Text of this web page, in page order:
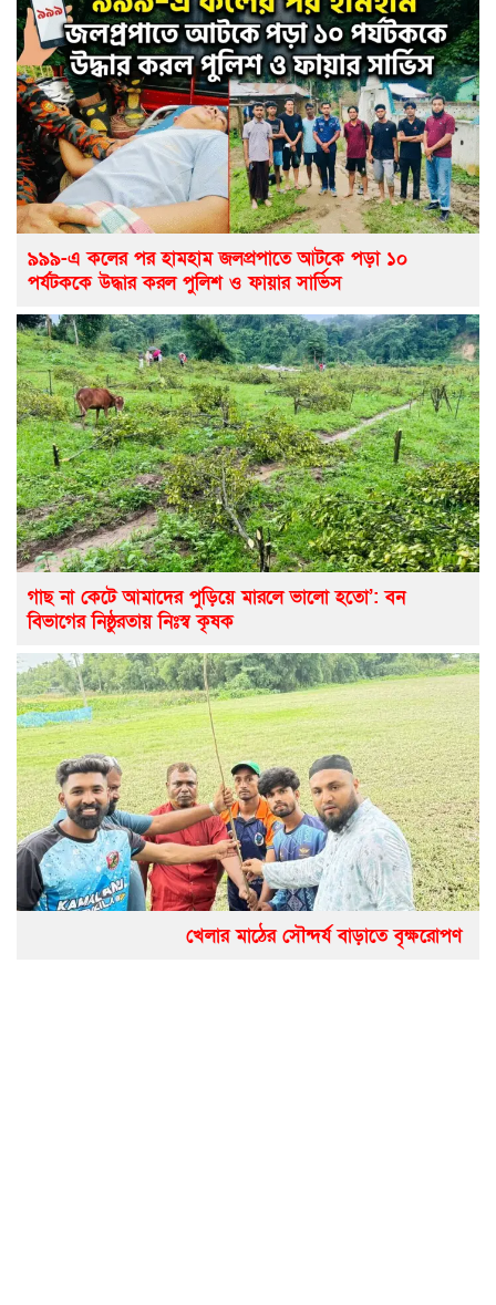
৯৯৯-এ কলের পর হামহাম জলপ্রপাতে আটকে পড়া ১০
পর্যটককে উদ্ধার করল পুলিশ ও ফায়ার সার্ভিস
গাছ না কেটে আমাদের পুড়িয়ে মারলে ভালো হতো’: বন
বিভাগের নিষ্ঠুরতায় নিঃস্ব কৃষক
খেলার মাঠের সৌন্দর্য বাড়াতে বৃক্ষরোপণ